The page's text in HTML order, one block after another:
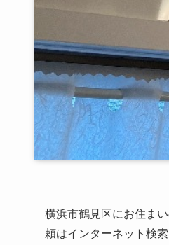
横浜市鶴見区にお住ま
頼はインターネット検